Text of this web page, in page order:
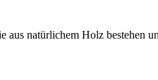
natürlichem ‌Holz bestehen